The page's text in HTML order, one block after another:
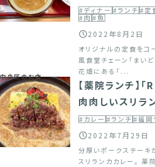
#ディナー#ランチ#定
#肉#魚
2022年8月2日
オリジナルの定食をコ
風食堂チェーン「まい
花畑にある「...
中央区のお店
【薬院ランチ】「
肉肉しいスリラ
#カレー#ランチ#福岡
2022年7月29日
分厚いポークステーキ
スリランカカレー。 薬